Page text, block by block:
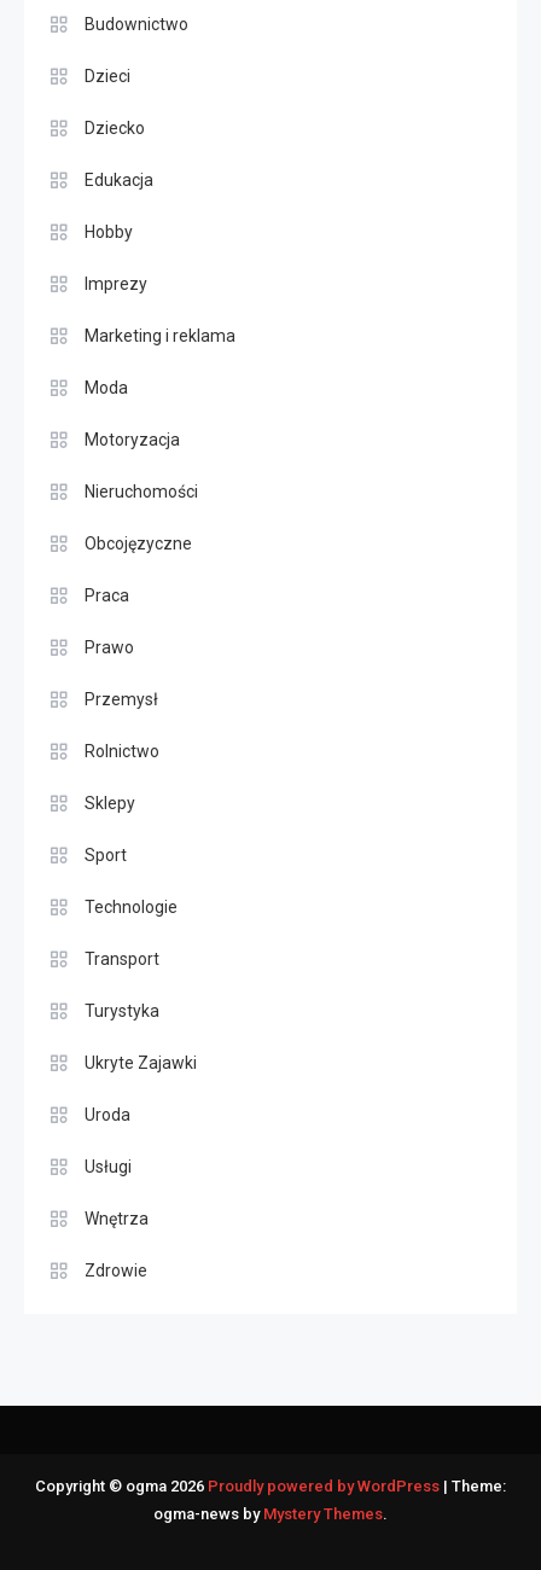
Budownictwo
Dzieci
Dziecko
Edukacja
Hobby
Imprezy
Marketing i reklama
Moda
Motoryzacja
Nieruchomości
Obcojęzyczne
Praca
Prawo
Przemysł
Rolnictwo
Sklepy
Sport
Technologie
Transport
Turystyka
Ukryte Zajawki
Uroda
Usługi
Wnętrza
Zdrowie
Copyright © ogma 2026 Proudly powered by WordPress | Theme:
ogma-news by Mystery Themes.